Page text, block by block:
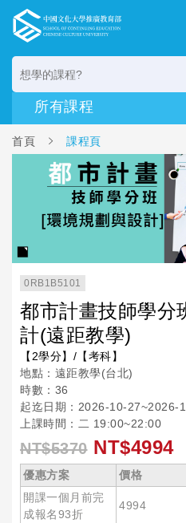
首頁 課程頁
0RB1B5101
都市計畫技師學分
計(遠距教學)
【2學分】/【考科】
地點：遠距教學(台北)
時數：36
起迄日期：2026-10-27~2026-
上課時間：二 19:00~22:00
NT$5370 NT$4994
優惠方案 價格
開課一個月前完
成報名93折
4994